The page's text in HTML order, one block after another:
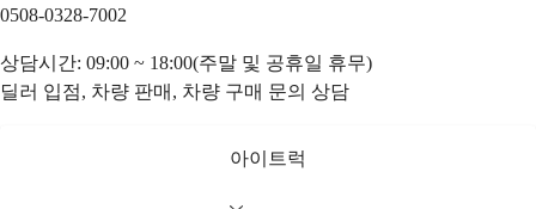
0508-0328-7002
상담시간: 09:00 ~ 18:00(주말 및 공휴일 휴무)
딜러 입점, 차량 판매, 차량 구매 문의 상담
아이트럭